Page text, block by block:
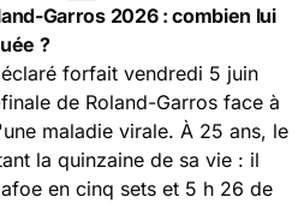
Garros 2026 : combien lui
?
forfait vendredi 5 juin
de Roland-Garros face à
maladie virale. À 25 ans, le
la quinzaine de sa vie : il
en cinq sets et 5 h 26 de